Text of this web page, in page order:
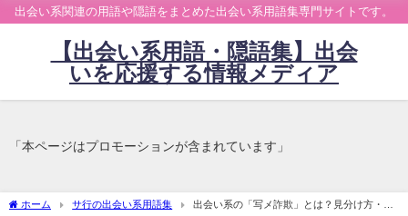
出会い系関連の用語や隠語をまとめた出会い系用語集専門サイトです。
【出会い系用語・隠語集】出会
いを応援する情報メディア
「本ページはプロモーションが含まれています」
ホーム サ行の出会い系用語集
出会い系の「写メ詐欺」とは？見分け方・実